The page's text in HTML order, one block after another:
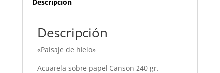
Descripción
Descripción
«Paisaje de hielo»
Acuarela sobre papel Canson 240 gr.